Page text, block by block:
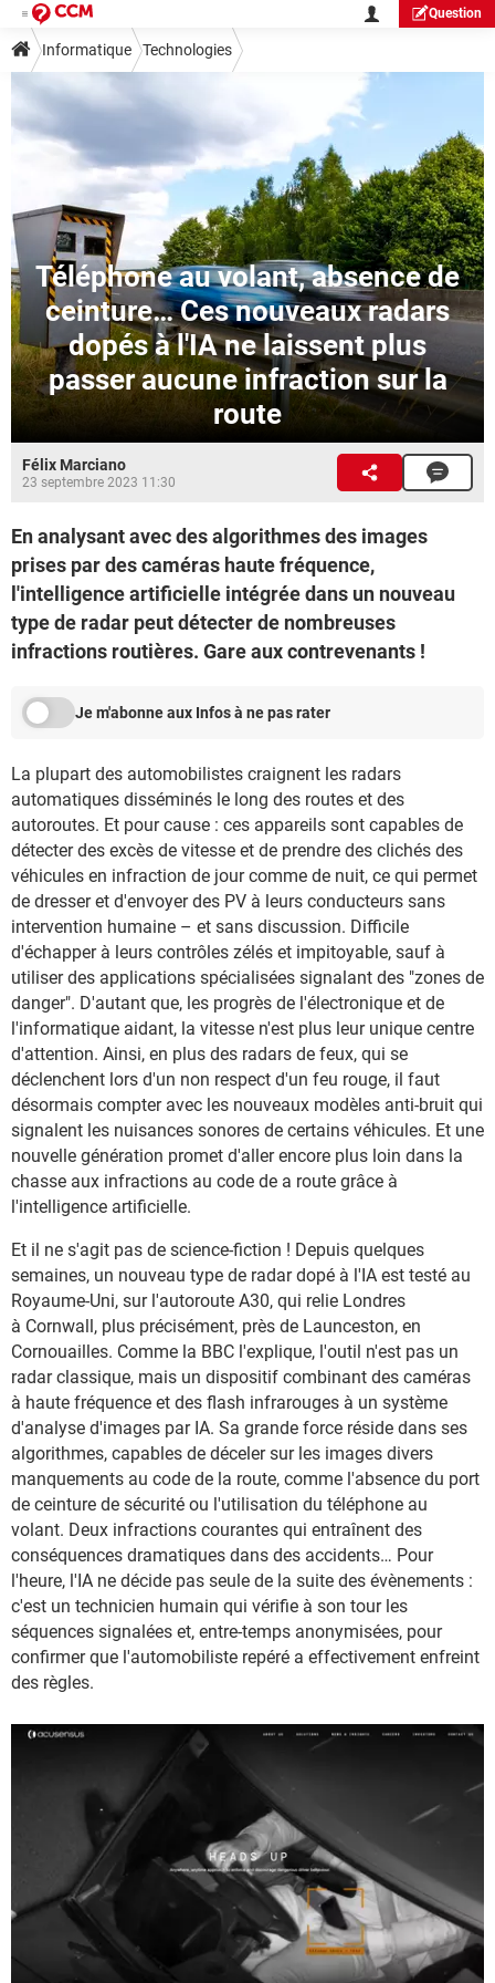
Question
Informatique Technologies
Téléphone au volant, absence de
ceinture… Ces nouveaux radars
dopés à l'IA ne laissent plus
passer aucune infraction sur la
route
Félix Marciano
23 septembre 2023 11:30
En analysant avec des algorithmes des images
prises par des caméras haute fréquence,
l'intelligence artificielle intégrée dans un nouveau
type de radar peut détecter de nombreuses
infractions routières. Gare aux contrevenants !
Je m'abonne aux Infos à ne pas rater
La plupart des automobilistes craignent les radars
automatiques disséminés le long des routes et des
autoroutes. Et pour cause : ces appareils sont capables de
détecter des excès de vitesse et de prendre des clichés des
véhicules en infraction de jour comme de nuit, ce qui permet
de dresser et d'envoyer des PV à leurs conducteurs sans
intervention humaine – et sans discussion. Difficile
d'échapper à leurs contrôles zélés et impitoyable, sauf à
utiliser des applications spécialisées signalant des "zones de
danger". D'autant que, les progrès de l'électronique et de
l'informatique aidant, la vitesse n'est plus leur unique centre
d'attention. Ainsi, en plus des radars de feux, qui se
déclenchent lors d'un non respect d'un feu rouge, il faut
désormais compter avec les nouveaux modèles anti-bruit qui
signalent les nuisances sonores de certains véhicules. Et une
nouvelle génération promet d'aller encore plus loin dans la
chasse aux infractions au code de a route grâce à
l'intelligence artificielle.
Et il ne s'agit pas de science-fiction ! Depuis quelques
semaines, un nouveau type de radar dopé à l'IA est testé au
Royaume-Uni, sur l'autoroute A30, qui relie Londres
à Cornwall, plus précisément, près de Launceston, en
Cornouailles. Comme la BBC l'explique, l'outil n'est pas un
radar classique, mais un dispositif combinant des caméras
à haute fréquence et des flash infrarouges à un système
d'analyse d'images par IA. Sa grande force réside dans ses
algorithmes, capables de déceler sur les images divers
manquements au code de la route, comme l'absence du port
de ceinture de sécurité ou l'utilisation du téléphone au
volant. Deux infractions courantes qui entraînent des
conséquences dramatiques dans des accidents… Pour
l'heure, l'IA ne décide pas seule de la suite des évènements :
c'est un technicien humain qui vérifie à son tour les
séquences signalées et, entre-temps anonymisées, pour
confirmer que l'automobiliste repéré a effectivement enfreint
des règles.